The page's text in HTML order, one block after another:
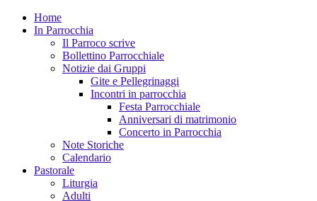
Home
In Parrocchia
Il Parroco scrive
Bollettino Parrocchiale
Notizie dai Gruppi
Gite e Pellegrinaggi
Incontri in parrocchia
Festa Parrocchiale
Anniversari di matrimonio
Concerto in Parrocchia
Note Storiche
Calendario
Pastorale
Liturgia
Adulti